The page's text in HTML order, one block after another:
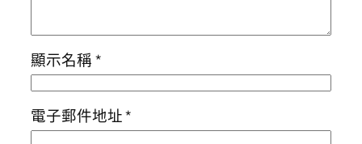
顯示名稱*
電子郵件地址*